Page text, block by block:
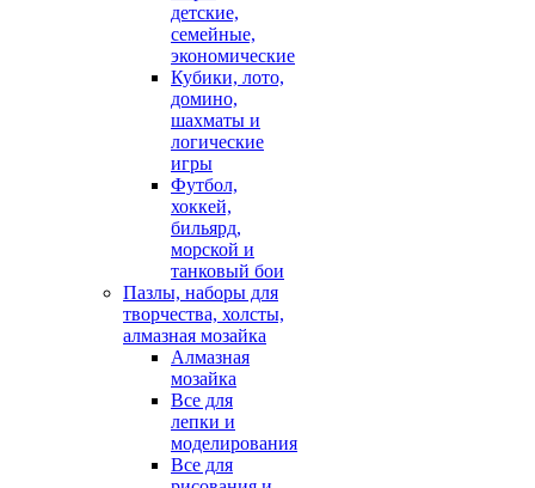
детские,
семейные,
экономические
Кубики, лото,
домино,
шахматы и
логические
игры
Футбол,
хоккей,
бильярд,
морской и
танковый бои
Пазлы, наборы для
творчества, холсты,
алмазная мозайка
Алмазная
мозайка
Все для
лепки и
моделирования
Все для